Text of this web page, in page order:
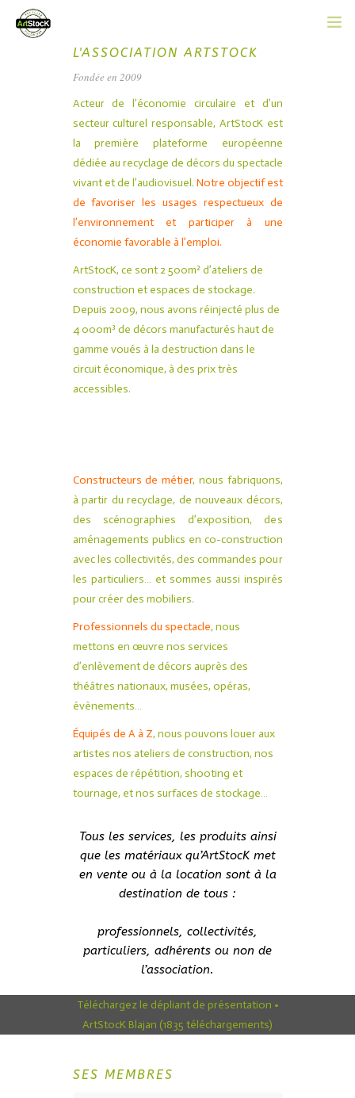
L’ASSOCIATION
CATALOGUE EN LIGNE
ADHÉRER
L'ASSOCIATION ARTSTOCK
Fondée en 2009
Acteur de l’économie circulaire et d’un
secteur culturel responsable, ArtStocK est
la première plateforme européenne
dédiée au recyclage de décors du spectacle
vivant et de l’audiovisuel. Notre objectif est
de favoriser les usages respectueux de
l’environnement et participer à une
économie favorable à l’emploi.
ArtStocK, ce sont 2 500m² d’ateliers de
construction et espaces de stockage.
Depuis 2009, nous avons réinjecté plus de
4 000m³ de décors manufacturés haut de
gamme voués à la destruction dans le
circuit économique, à des prix très
accessibles.
Constructeurs de métier, nous fabriquons,
à partir du recyclage, de nouveaux décors,
des scénographies d’exposition, des
aménagements publics en co-construction
avec les collectivités, des commandes pour
les particuliers… et sommes aussi inspirés
pour créer des mobiliers.
Professionnels du spectacle, nous
mettons en œuvre nos services
d’enlèvement de décors auprès des
théâtres nationaux, musées, opéras,
évènements…
Équipés de A à Z, nous pouvons louer aux
artistes nos ateliers de construction, nos
espaces de répétition, shooting et
tournage, et nos surfaces de stockage…
Tous les services, les produits ainsi
que les matériaux qu’ArtStocK met
en vente ou à la location sont à la
destination de tous :
professionnels, collectivités,
particuliers, adhérents ou non de
l’association.
Téléchargez le dépliant de présentation •
ArtStocK Blajan (1835 téléchargements)
SES MEMBRES